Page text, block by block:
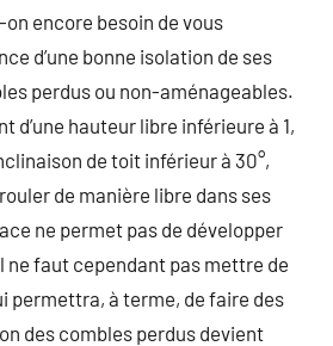
encore besoin de vous
d’une bonne isolation de ses
perdus ou non-aménageables.
d’une hauteur libre inférieure à 1,
de toit inférieur à 30°,
de manière libre dans ses
ne permet pas de développer
ne faut cependant pas mettre de
permettra, à terme, de faire des
des combles perdus devient